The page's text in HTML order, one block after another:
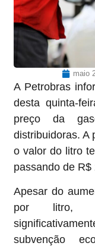
maio
A Petrobras
desta quinta-
preço da
distribuidoras. A
o valor do litro
passando de
Apesar do
por litro,
subvenção